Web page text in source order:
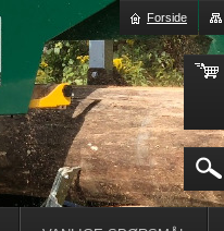
Forside